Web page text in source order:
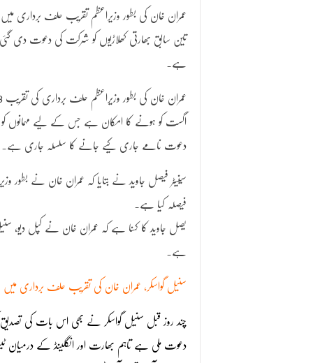
عمران خان کی بطور وزیراعظم تقریب حلف برداری میں
تین سابق بھارتی کھلاڑیوں کو شرکت کی دعوت دی گئی
ہے۔
عمران
اگست کو ہونے کا امکان ہے جس کے لیے مہمانوں کو
دعوت نامے جاری کیے جانے کا سلسلہ جاری ہے۔
سینیٹر فیصل جاوید نے بتایا کہ عمران خان نے بطور
فیصلہ کیا ہے۔
یصل جاوید کا کہنا ہے کہ عمران خان نے کپل دیو،
ہے۔
سنیل گواسکر، عمران خان کی تقریب حلف برداری
چند روز قبل سنیل گواسکر نے بھی اس بات کی
دعوت ملی ہے تاہم بھارت اور انگلینڈ کے